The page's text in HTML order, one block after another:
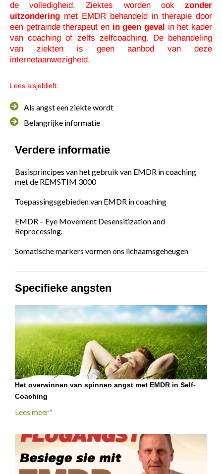
de volledigheid. Ziektes worden ook zonder
uitzondering met EMDR behandeld in therapie door
een getrainde therapeut en in geen geval in het kader
van coaching of zelfs zelfcoaching. De behandeling
van ziekten is geen aanbod van deze
internetaanwezigheid.
Lees alsjeblieft:
Als angst een ziekte wordt
Belangrijke informatie
Verdere informatie
Basisprincipes van het gebruik van EMDR in coaching
met de REMSTIM 3000
Toepassingsgebieden van EMDR in coaching
EMDR – Eye Movement Desensitization and
Reprocessing.
Somatische markers vormen ons lichaamsgeheugen
Specifieke angsten
Het overwinnen van spinnen angst met EMDR in Self-
Coaching
Lees meer"